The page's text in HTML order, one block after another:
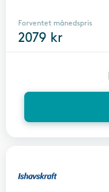
Forventet månedspris
2079 kr